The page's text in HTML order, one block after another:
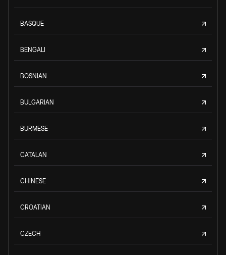
BASQUE
BENGALI
BOSNIAN
BULGARIAN
BURMESE
CATALAN
CHINESE
CROATIAN
CZECH